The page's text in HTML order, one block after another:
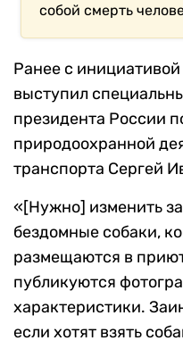
собой смерть
Ранее с
выступил
президента России
природоохранной
транспорта Сергей
«[Нужно] изменить
бездомные собаки,
размещаются в
публикуются
характеристики.
если хотят взять